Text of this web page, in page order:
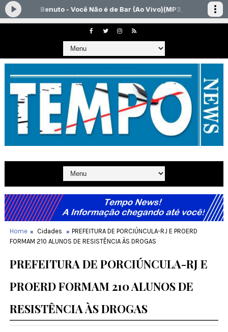
Home Cidades
PREFEITURA DE PORCIÚNCULA-RJ E PROERD
FORMAM 210 ALUNOS DE RESISTÊNCIA ÀS DROGAS
PREFEITURA DE PORCIÚNCULA-RJ E
PROERD FORMAM 210 ALUNOS DE
RESISTÊNCIA ÀS DROGAS